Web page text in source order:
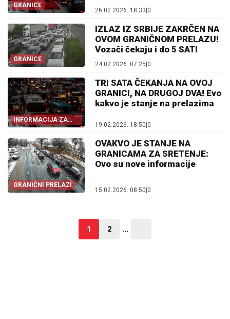
GRANICE
26.02.2026. 18:33|0
GRANICE
IZLAZ IZ SRBIJE ZAKRČEN NA
OVOM GRANIČNOM PRELAZU!
Vozači čekaju i do 5 SATI
24.02.2026. 07:25 0
INFORMACIJA ZA
VOZAČE
TRI SATA ČEKANJA NA OVOJ
GRANICI, NA DRUGOJ DVA! Evo
kakvo je stanje na prelazima
19.02.2026. 18:50 0
GRANIČNI PRELAZI
OVAKVO JE STANJE NA
GRANICAMA ZA SRETENJE:
Ovo su nove informacije
15.02.2026. 08:50|0
1 2 ...